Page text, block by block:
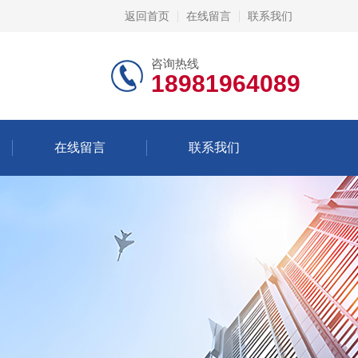
返回首页 在线留言 联系我们
咨询热线
18981964089
在线留言 联系我们